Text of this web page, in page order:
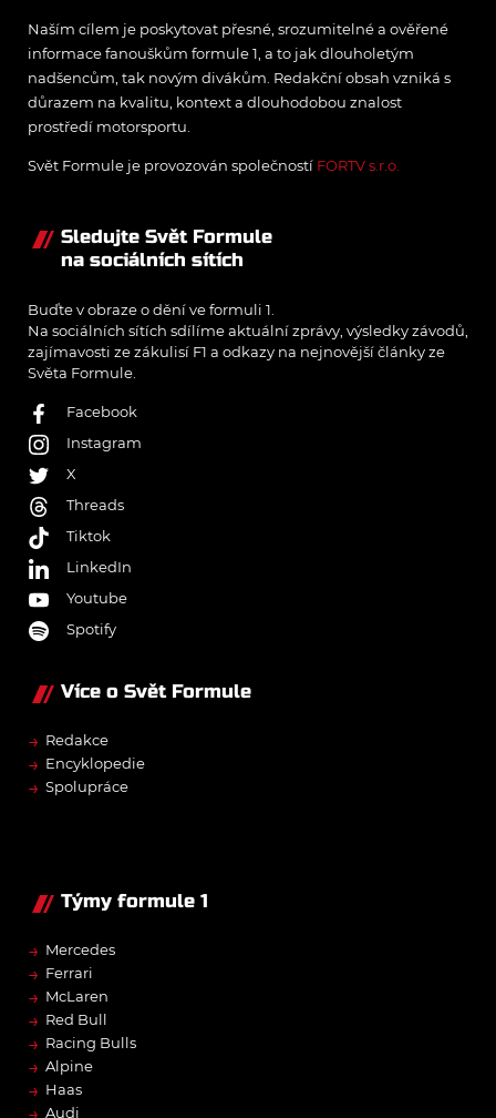
Naším cílem je poskytovat přesné, srozumitelné a ověřené
informace fanouškům formule 1, a to jak dlouholetým
nadšencům, tak novým divákům. Redakční obsah vzniká s
důrazem na kvalitu, kontext a dlouhodobou znalost
prostředí motorsportu.
Svět Formule je provozován společností FORTV s.r.o.
Sledujte Svět Formule
na sociálních sítích
Buďte v obraze o dění ve formuli 1.
Na sociálních sítích sdílíme aktuální zprávy, výsledky závodů,
zajímavosti ze zákulisí F1 a odkazy na nejnovější články ze
Světa Formule.
Facebook
Instagram
X
Threads
Tiktok
LinkedIn
Youtube
Spotify
Více o Svět Formule
→ Redakce
→ Encyklopedie
→ Spolupráce
Týmy formule 1
→ Mercedes
→ Ferrari
→ McLaren
→ Red Bull
→ Racing Bulls
→ Alpine
→ Haas
Audi